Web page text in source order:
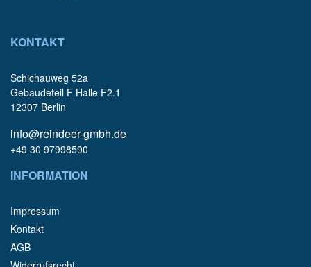
KONTAKT
Schichauweg 52a
Gebaudeteil F Halle F2.1
12307 Berlin
info@reindeer-gmbh.de
+49 30 97998590
INFORMATION
Impressum
Kontakt
AGB